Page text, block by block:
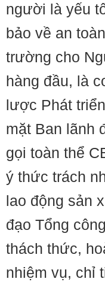
người là yếu
bảo về an
trường cho
hàng đầu, là
lược Phát
mặt Ban lãnh
gọi toàn thể
ý thức trách
lao động sản
đạo Tổng
thách thức,
nhiệm vụ, chỉ